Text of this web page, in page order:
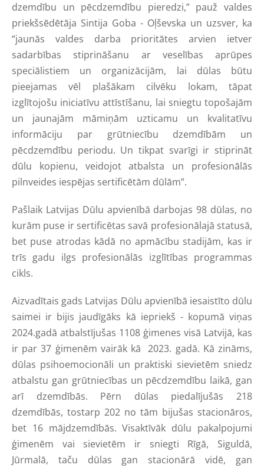
dzemdību un pēcdzemdību pieredzi,” pauž valdes
priekšsēdētāja Sintija Goba - Oļševska un uzsver, ka
“jaunās valdes darba prioritātes arvien ietver
sadarbības stiprināšanu ar veselības aprūpes
speciālistiem un organizācijām, lai dūlas būtu
pieejamas vēl plašākam cilvēku lokam, tāpat
izglītojošu iniciatīvu attīstīšanu, lai sniegtu topošajām
un jaunajām māmiņām uzticamu un kvalitatīvu
informāciju par grūtniecību dzemdībām un
pēcdzemdību periodu. Un tikpat svarīgi ir stiprināt
dūlu kopienu, veidojot atbalsta un profesionālās
pilnveides iespējas sertificētām dūlām”.
Pašlaik Latvijas Dūlu apvienībā darbojas 98 dūlas, no
kurām puse ir sertificētas savā profesionālajā statusā,
bet puse atrodas kādā no apmācību stadijām, kas ir
trīs gadu ilgs profesionālās izglītības programmas
cikls.
Aizvadītais gads Latvijas Dūlu apvienībā iesaistīto dūlu
saimei ir bijis jaudīgāks kā iepriekš - kopumā viņas
2024.gadā atbalstījušas 1108 ģimenes visā Latvijā, kas
ir par 37 ģimenēm vairāk kā 2023. gadā. Kā zināms,
dūlas psihoemocionāli un praktiski sievietēm sniedz
atbalstu gan grūtniecības un pēcdzemdību laikā, gan
arī dzemdībās. Pērn dūlas piedalījušās 218
dzemdībās, tostarp 202 no tām bijušas stacionāros,
bet 16 mājdzemdībās. Visaktīvāk dūlu pakalpojumi
ģimenēm vai sievietēm ir sniegti Rīgā, Siguldā,
Jūrmalā, taču dūlas gan stacionārā vidē, gan